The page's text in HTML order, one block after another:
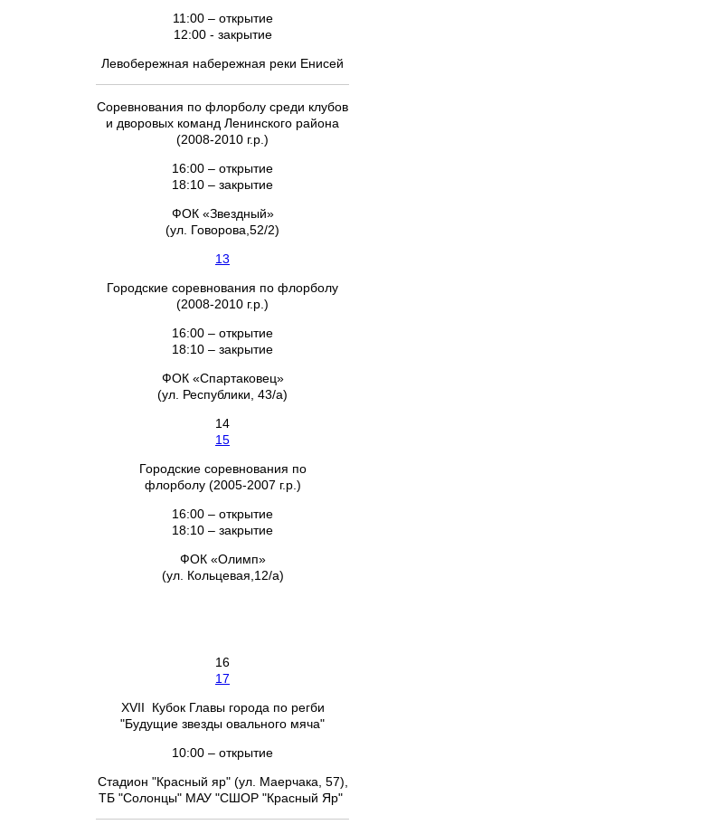
11:00 – открытие
12:00 - закрытие
Левобережная набережная реки Енисей
Соревнования по флорболу среди клубов
и дворовых команд Ленинского района
(2008-2010 г.р.)
16:00 – открытие
18:10 – закрытие
ФОК «Звездный»
(ул. Говорова,52/2)
13
Городские соревнования по флорболу
(2008-2010 г.р.)
16:00 – открытие
18:10 – закрытие
ФОК «Спартаковец»
(ул. Республики, 43/а)
14
15
Городские соревнования по
флорболу (2005-2007 г.р.)
16:00 – открытие
18:10 – закрытие
ФОК «Олимп»
(ул. Кольцевая,12/а)
16
17
XVII Кубок Главы города по регби
"Будущие звезды овального мяча"
10:00 – открытие
Стадион "Красный яр" (ул. Маерчака, 57),
ТБ "Солонцы" МАУ "СШОР "Красный Яр"